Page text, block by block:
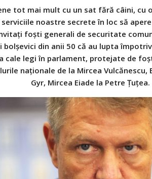
tot mai mult cu un sat fără câini, cu
noastre secrete în loc să
foşti generali de securitate
din anii 50 că au lupta
cale legi în parlament, protejate de
naţionale de la Mircea Vulcănescu,
Gyr, Mircea Eiade la Petre Ţuţea.